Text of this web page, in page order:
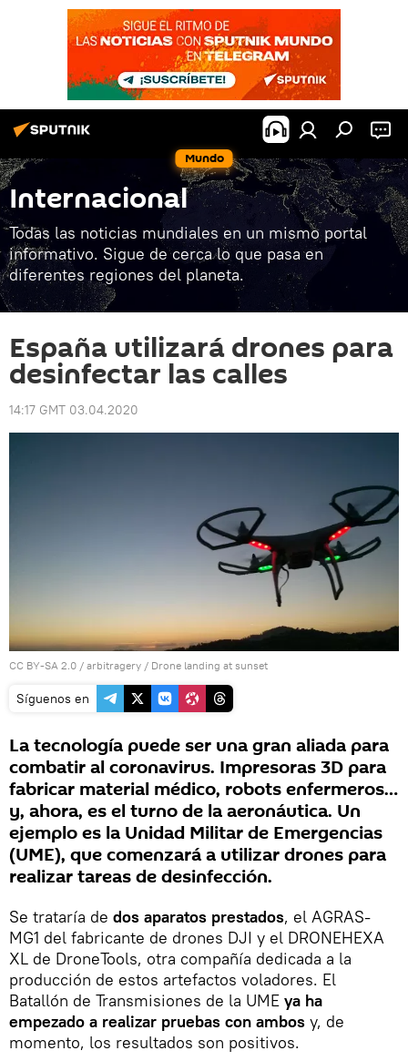
Mundo
Internacional
Todas las noticias mundiales en un mismo portal
informativo. Sigue de cerca lo que pasa en
diferentes regiones del planeta.
España utilizará drones para
desinfectar las calles
14:17 GMT 03.04.2020
CC BY-SA 2.0 / arbitragery / Drone landing at sunset
Síguenos en
La tecnología puede ser una gran aliada para
combatir al coronavirus. Impresoras 3D para
fabricar material médico, robots enfermeros…
y, ahora, es el turno de la aeronáutica. Un
ejemplo es la Unidad Militar de Emergencias
(UME), que comenzará a utilizar drones para
realizar tareas de desinfección.
Se trataría de dos aparatos prestados, el AGRAS-
MG1 del fabricante de drones DJI y el DRONEHEXA
XL de DroneTools, otra compañía dedicada a la
producción de estos artefactos voladores. El
Batallón de Transmisiones de la UME ya ha
empezado a realizar pruebas con ambos y, de
momento, los resultados son positivos.